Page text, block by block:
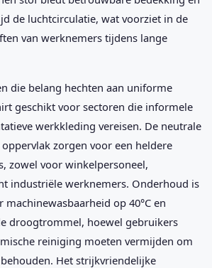
de luchtcirculatie, wat voorziet in de
van werknemers tijdens lange
die belang hechten aan uniforme
geschikt voor sectoren die informele
werkkleding vereisen. De neutrale
zorgen voor een heldere
zowel voor winkelpersoneel,
industriële werknemers. Onderhoud is
op 40°C en
droogtrommel, hoewel gebruikers
reiniging moeten vermijden om
Het strijkvriendelijke